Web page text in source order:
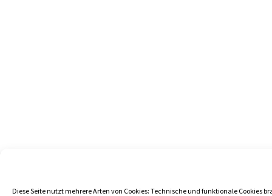
Diese Seite nutzt mehrere Arten von Cookies: Technische und funktionale Cookies